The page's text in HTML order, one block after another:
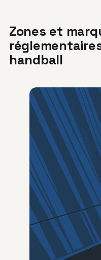
Zones et
handball